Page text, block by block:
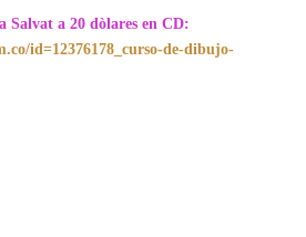
a 20 dòlares en CD:
id=12376178_curso-de-dibujo-